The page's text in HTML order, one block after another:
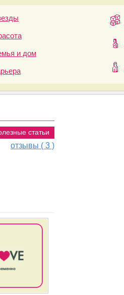
и дом
статьи
отзывы ( 3 )